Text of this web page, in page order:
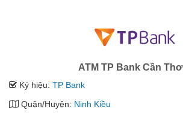
ATM TP Bank Cần Thơ
Ký hiệu: TP Bank
Quận/Huyện: Ninh Kiều